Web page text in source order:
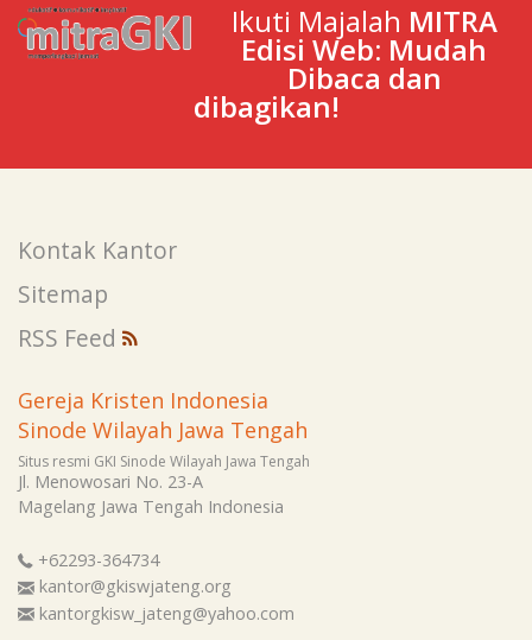
Ikuti Majalah MITRA
Edisi Web: Mudah
Dibaca dan
dibagikan!
Kontak Kantor
Sitemap
RSS Feed
Gereja Kristen Indonesia
Sinode Wilayah Jawa Tengah
Situs resmi GKI Sinode Wilayah Jawa Tengah
Jl. Menowosari No. 23-A
Magelang Jawa Tengah Indonesia
+62293-364734
kantor@gkiswjateng.org
kantorgkisw_jateng@yahoo.com